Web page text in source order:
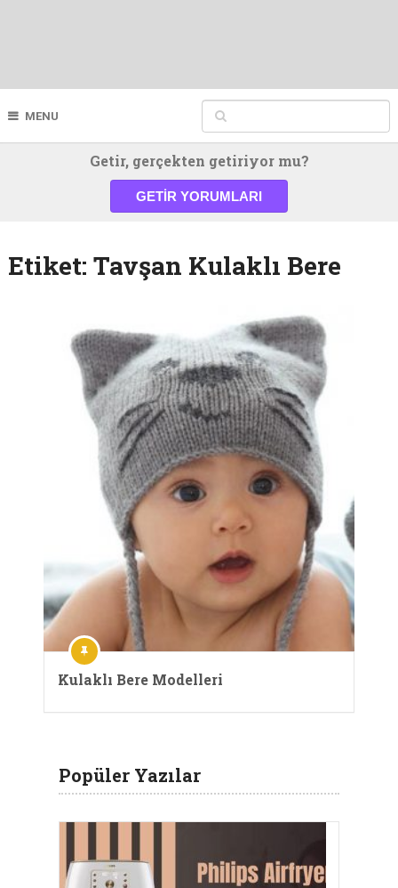
MENU
Getir, gerçekten getiriyor mu?
GETIR YORUMLARI
Etiket: Tavşan Kulaklı Bere
Kulaklı Bere Modelleri
Popüler Yazılar